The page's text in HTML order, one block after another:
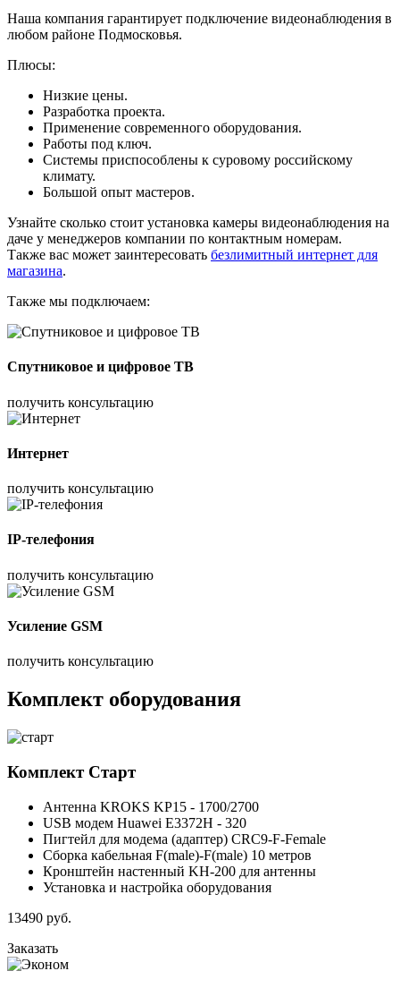
Наша компания гарантирует подключение видеонаблюдения в
любом районе Подмосковья.
Плюсы:
Низкие цены.
Разработка проекта.
Применение современного оборудования.
Работы под ключ.
Системы приспособлены к суровому российскому
климату.
Большой опыт мастеров.
Узнайте сколько стоит установка камеры видеонаблюдения на
даче у менеджеров компании по контактным номерам.
Также вас может заинтересовать безлимитный интернет для
магазина.
Также мы подключаем:
Спутниковое и цифровое ТВ
получить консультацию
Интернет
получить консультацию
IP-телефония
получить консультацию
Усиление GSM
получить консультацию
Комплект оборудования
Комплект Старт
Антенна KROKS KP15 - 1700/2700
USB модем Huawei E3372H - 320
Пигтейл для модема (адаптер) CRC9-F-Female
Сборка кабельная F(male)-F(male) 10 метров
Кронштейн настенный KH-200 для антенны
Установка и настройка оборудования
13490 руб.
Заказать